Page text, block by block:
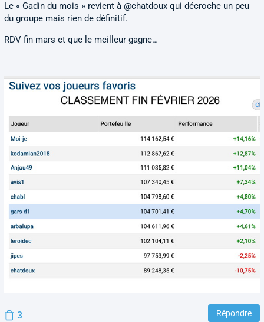
Le « Gadin du mois » revient à @chatdoux qui décroche un peu
du groupe mais rien de définitif.
RDV fin mars et que le meilleur gagne…
3 Répondre